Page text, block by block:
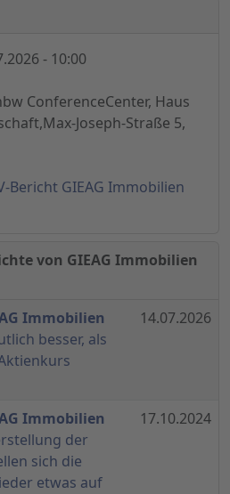
- 10:00
ConferenceCenter, Haus
Joseph-Straße 5,
Bericht GIEAG Immobilien
von GIEAG Immobilien
Immobilien
besser, als
14.07.2026
Immobilien
der
sich die
etwas auf
17.10.2024